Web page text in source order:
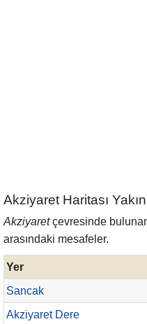
Akziyaret Haritası
Akziyaretçevresinde
arasındaki mesafeler.
Yer
Sancak
Akziyaret Dere